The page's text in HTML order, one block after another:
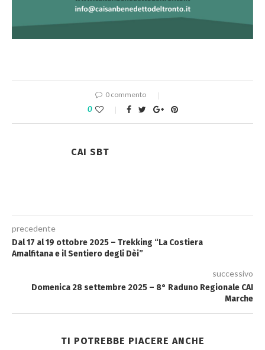
0 commento
0
CAI SBT
precedente
Dal 17 al 19 ottobre 2025 – Trekking “La Costiera
Amalfitana e il Sentiero degli Dèi”
successivo
Domenica 28 settembre 2025 – 8° Raduno Regionale CAI
Marche
TI POTREBBE PIACERE ANCHE